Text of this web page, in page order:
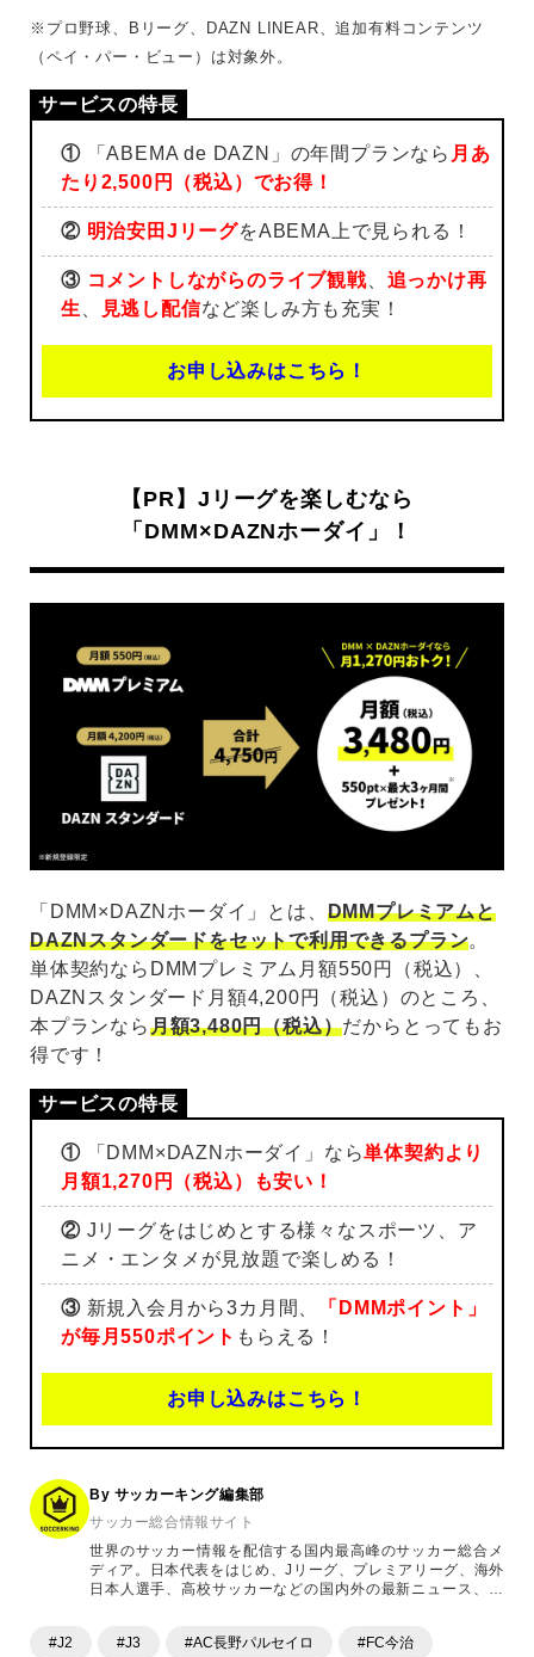
※プロ野球、Bリーグ、DAZN LINEAR、追加有料コンテンツ
（ペイ・パー・ビュー）は対象外。
①「ABEMA de DAZN」の年間プランなら 月あ
たり2,500円（税込）でお得！
② 明治安田JリーグをABEMA上で見られる！
③ コメントしながらのライブ観戦、 追っかけ再
生
見逃し配信など楽しみ方も充実！
お申し込みはこちら！
【PR】Jリーグを楽しむなら
「DMM×DAZNホーダイ」！
「DMM×DAZNホーダイ」とは、 DMMプレミアムと
DAZNスタンダードをセットで利用できるプラン。
単体契約ならDMMプレミアム月額550円（税込）、
DAZNスタンダード月額4,200円（税込）のところ、
本プランなら月額3,480円（税込）だからとってもお
得です！
①「DMM×DAZNホーダイ」なら単体契約より
月額1,270円（税込）も安い！
②Jリーグをはじめとする様々なスポーツ、ア
ニメ・エンタメが見放題で楽しめる！
③新規入会月から3カ月間、
「DMMポイント」
が毎月550ポイント もらえる！
お申し込みはこちら！
By サッカーキング編集部
サッカー総合情報サイト
世界のサッカー情報を配信する国内最高峰のサッカー総合メ
ディア。日本代表をはじめ、Jリーグ、プレミアリーグ、海外
日本人選手、高校サッカーなどの国内外の最新ニュース、コ
ます。「X」「Instagram」「YouTube」「TikTok」など、
#J2 #J3 #AC長野パルセイロ #FC今治